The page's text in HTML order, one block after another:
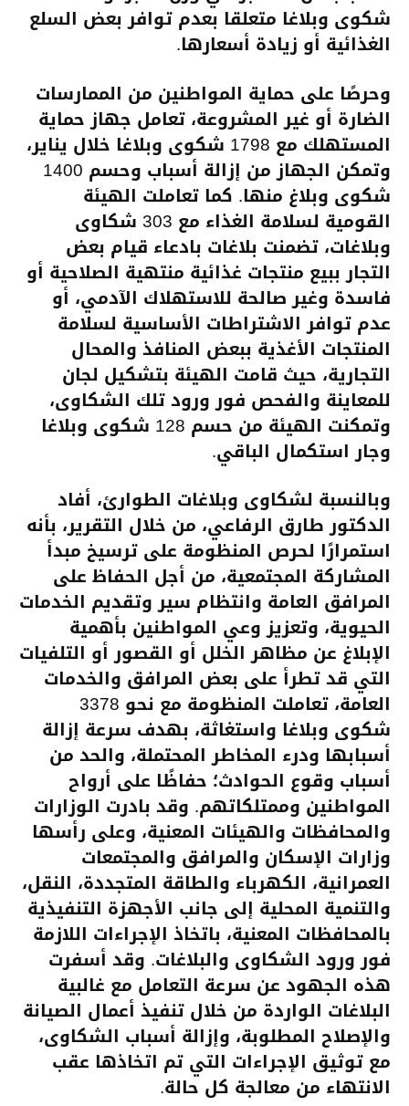
شكوى وبلاغا متعلقا بعدم توافر بعض السلع
الغذائية أو زيادة أسعارها.
وحرصًا على حماية المواطنين من الممارسات
الضارة أو غير المشروعة، تعامل جهاز حماية
المستهلك مع 1798 شكوى وبلاغا خلال يناير،
وتمكن الجهاز من إزالة أسباب وحسم 1400
شكوى وبلاغ منها. كما تعاملت الهيئة
القومية لسلامة الغذاء مع 303 شكاوى
وبلاغات، تضمنت بلاغات بادعاء قيام بعض
التجار ببيع منتجات غذائية منتهية الصلاحية أو
فاسدة وغير صالحة للاستهلاك الآدمي، أو
عدم توافر الاشتراطات الأساسية لسلامة
المنتجات الأغذية ببعض المنافذ والمحال
التجارية، حيث قامت الهيئة بتشكيل لجان
للمعاينة والفحص فور ورود تلك الشكاوى،
وتمكنت الهيئة من حسم 128 شكوى وبلاغا
وجار استكمال الباقي.
وبالنسبة لشكاوى وبلاغات الطوارئ، أفاد
الدكتور طارق الرفاعي، من خلال التقرير، بأنه
استمرارًا لحرص المنظومة على ترسيخ مبدأ
المشاركة المجتمعية، من أجل الحفاظ على
المرافق العامة وانتظام سير وتقديم الخدمات
الحيوية، وتعزيز وعي المواطنين بأهمية
الإبلاغ عن مظاهر الخلل أو القصور أو التلفيات
التي قد تطرأ على بعض المرافق والخدمات
العامة، تعاملت المنظومة مع نحو 3378
شكوى وبلاغا واستغاثة، بهدف سرعة إزالة
أسبابها ودرء المخاطر المحتملة، والحد من
أسباب وقوع الحوادث؛ حفاظًا على أرواح
المواطنين وممتلكاتهم. وقد بادرت الوزارات
والمحافظات والهيئات المعنية، وعلى رأسها
وزارات الإسكان والمرافق والمجتمعات
العمرانية، الكهرباء والطاقة المتجددة، النقل،
والتنمية المحلية إلى جانب الأجهزة التنفيذية
بالمحافظات المعنية، باتخاذ الإجراءات اللازمة
فور ورود الشكاوى والبلاغات. وقد أسفرت
هذه الجهود عن سرعة التعامل مع غالبية
البلاغات الواردة من خلال تنفيذ أعمال الصيانة
والإصلاح المطلوبة، وإزالة أسباب الشكاوى،
مع توثيق الإجراءات التي تم اتخاذها عقب
الانتهاء من معالجة كل حالة.